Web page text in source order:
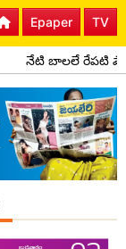
TV
Epaper
నేటి బాలలే రేపటి